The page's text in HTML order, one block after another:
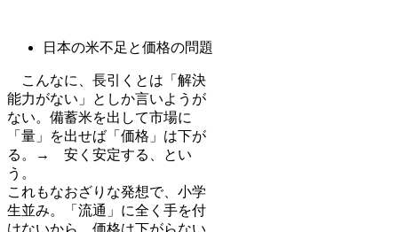
日本の米不足と価格の問題
こんなに、長引くとは「解決
能力がない」としか言いようが
ない。備蓄米を出して市場に
「量」を出せば「価格」は下が
る。→ 安く安定する、とい
う。
これもなおざりな発想で、小学
生並み。「流通」に全く手を付